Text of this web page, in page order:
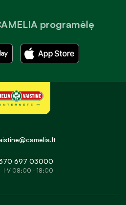
programėlę
697 03000
I-V 08:00 - 18:00